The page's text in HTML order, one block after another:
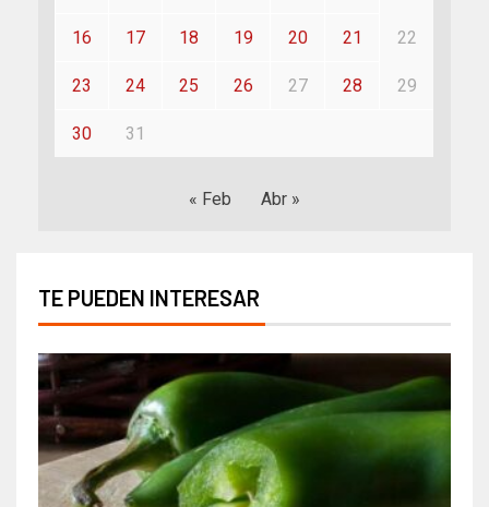
16 17 18 19 20 21 22
23 24 25 26 27 28 29
30 31
« Feb Abr »
TE PUEDEN INTERESAR